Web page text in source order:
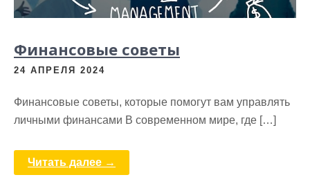
Финансовые советы
24 АПРЕЛЯ 2024
Финансовые советы, которые помогут вам управлять
личными финансами В современном мире, где […]
Читать далее →